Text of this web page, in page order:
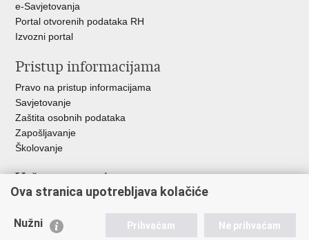
e-Savjetovanja
Portal otvorenih podataka RH
Izvozni portal
Pristup informacijama
Pravo na pristup informacijama
Savjetovanje
Zaštita osobnih podataka
Zapošljavanje
Školovanje
Važne poveznice
Ministarstvo unutarnjih poslova
Udruge
Ova stranica upotrebljava kolačiće
Nužni Prihvaćam Ne prihvaćam